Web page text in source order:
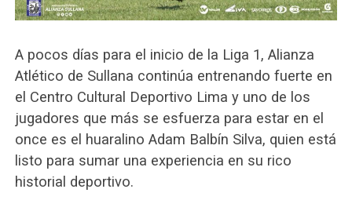
A pocos días para el inicio de la Liga 1, Alianza
Atlético de Sullana continúa entrenando fuerte en
el Centro Cultural Deportivo Lima y uno de los
jugadores que más se esfuerza para estar en el
once es el huaralino Adam Balbín Silva, quien está
listo para sumar una experiencia en su rico
historial deportivo.